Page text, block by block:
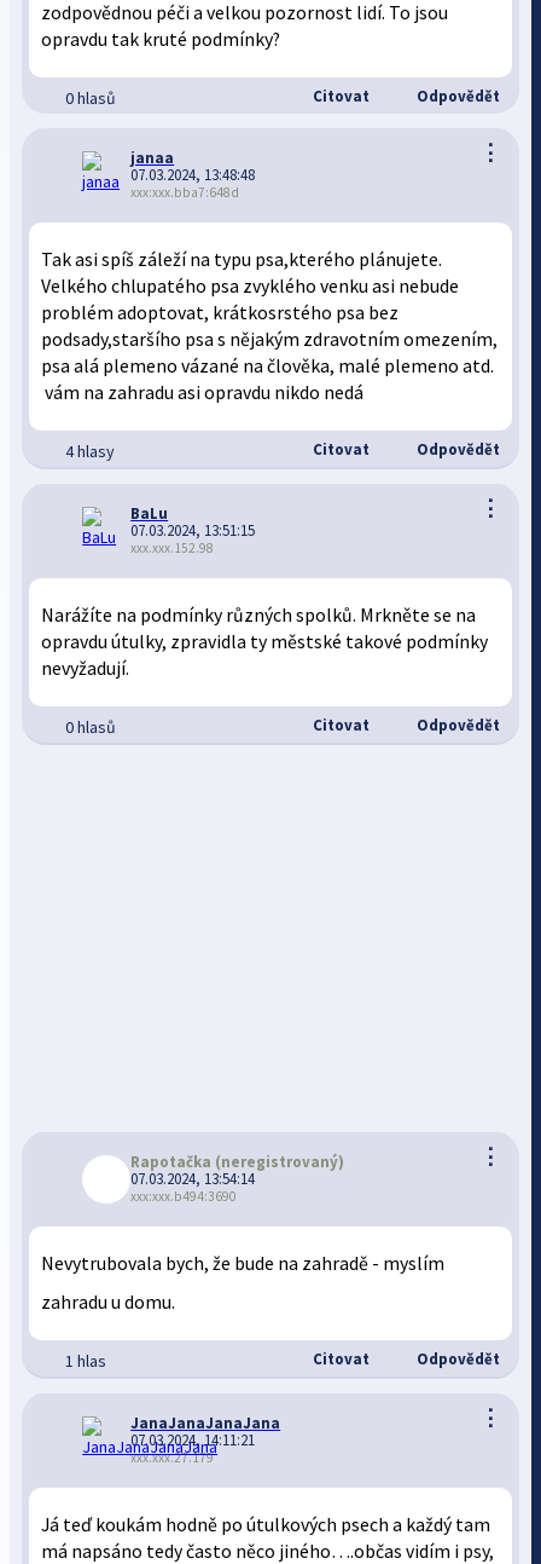
zodpovědnou péči a velkou pozornost lidí. To jsou
opravdu tak kruté podmínky?
0 hlasů Citovat Odpovědět
⋮
janaa
07.03.2024, 13:48:48
xxx:xxx.bba7:648d
Tak asi spíš záleží na typu psa,kterého plánujete.
Velkého chlupatého psa zvyklého venku asi nebude
problém adoptovat, krátkosrstého psa bez
podsady,staršího psa s nějakým zdravotním omezením,
psa alá plemeno vázané na člověka, malé plemeno atd.
vám na zahradu asi opravdu nikdo nedá
4 hlasy Citovat Odpovědět
⋮
BaLu
07.03.2024, 13:51:15
xxx.xxx.152.98
Narážíte na podmínky různých spolků. Mrkněte se na
opravdu útulky, zpravidla ty městské takové podmínky
nevyžadují.
0 hlasů Citovat Odpovědět
⋮
Rapotačka (neregistrovaný)
07.03.2024, 13:54:14
xxx:xxx.b494:3690
Nevytrubovala bych, že bude na zahradě - myslím
zahradu u domu.
1 hlas Citovat Odpovědět
⋮
JanaJanaJanaJana
07.03.2024, 14:11:21
xxx.xxx.27.179
Já teď koukám hodně po útulkových psech a každý tam
má napsáno tedy často něco jiného….občas vidím i psy,